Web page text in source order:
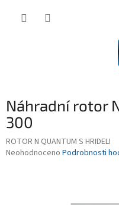
Náhradní rotor
300
ROTOR N QUANTUM S HRIDELI
Průměrné
Neohodnoceno Podrobnosti